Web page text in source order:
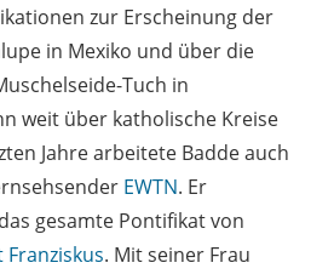
zur Erscheinung der
in Mexiko und über die
Tuch in
weit über katholische Kreise
Jahre arbeitete Badde auch
EWTN. Er
gesamte Pontifikat von
Franziskus. Mit seiner Frau